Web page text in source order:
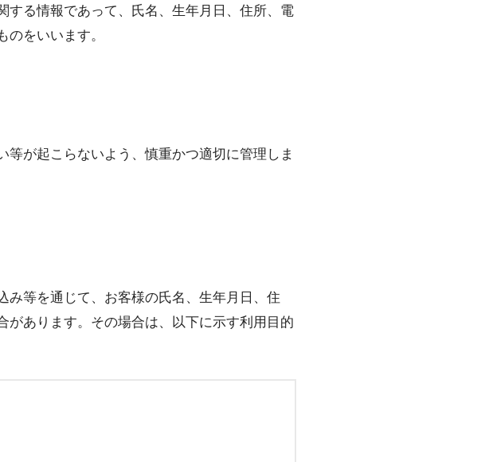
る情報であって、氏名、生年月日、住所、電
をいいます。
が起こらないよう、慎重かつ適切に管理しま
等を通じて、お客様の氏名、生年月日、住
あります。その場合は、以下に示す利用目的